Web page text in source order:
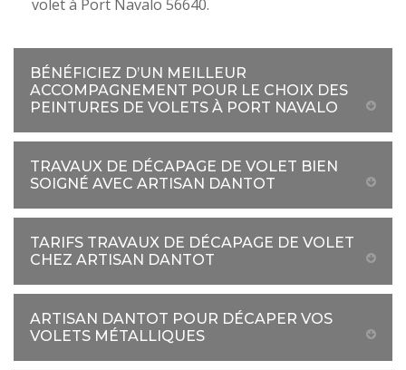
volet à Port Navalo 56640.
BÉNÉFICIEZ D’UN MEILLEUR
ACCOMPAGNEMENT POUR LE CHOIX DES
PEINTURES DE VOLETS À PORT NAVALO
TRAVAUX DE DÉCAPAGE DE VOLET BIEN
SOIGNÉ AVEC ARTISAN DANTOT
TARIFS TRAVAUX DE DÉCAPAGE DE VOLET
CHEZ ARTISAN DANTOT
ARTISAN DANTOT POUR DÉCAPER VOS
VOLETS MÉTALLIQUES